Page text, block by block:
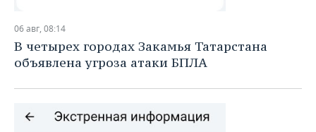
06 авг, 08:14
В четырех городах Закамья Татарстана
объявлена угроза атаки БПЛА